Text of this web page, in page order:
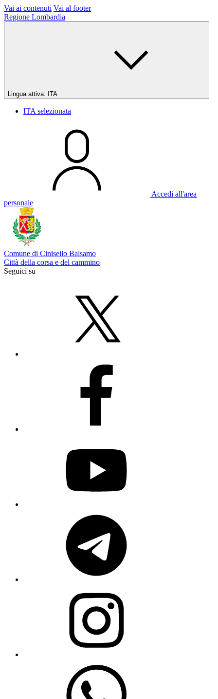
Vai ai contenuti Vai al footer
Regione Lombardia
Lingua attiva: ITA
ITA selezionata
Accedi all'area
personale
Comune di Cinisello Balsamo
Città della corsa e del cammino
Seguici su